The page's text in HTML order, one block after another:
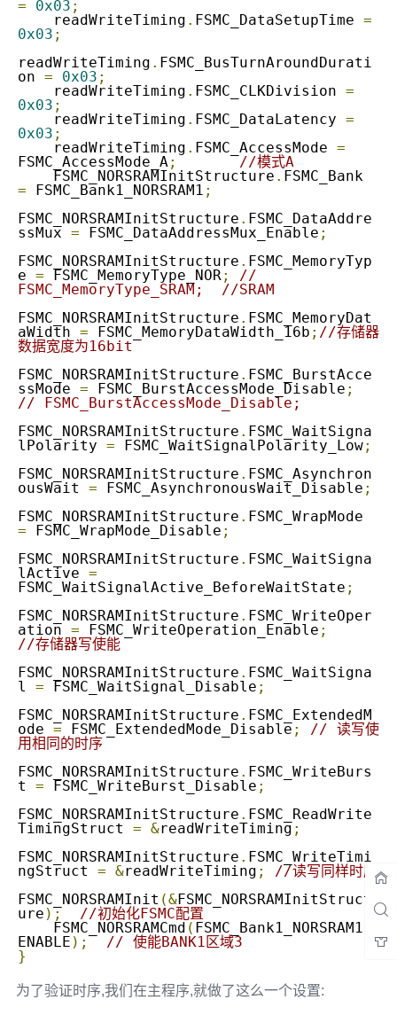
=
0x03 ;
    readWriteTiming
. FSMC_DataSetupTime =
0x03 ;
readWriteTiming . FSMC_BusTurnAroundDurati
on = 0x03 ;
    readWriteTiming
. FSMC_CLKDivision =
0x03 ;
    readWriteTiming
. FSMC_DataLatency =
0x03 ;
    readWriteTiming
. FSMC_AccessMode =
FSMC_AccessMode_A;
//模式A
    FSMC_NORSRAMInitStructure
.
FSMC_Bank
= FSMC_Bank1_NORSRAM1 ;
FSMC_NORSRAMInitStructure . FSMC_DataAddre
ssMux = FSMC_DataAddressMux_Enable ;
FSMC_NORSRAMInitStructure . FSMC_MemoryTyp
e = FSMC_MemoryType_NOR;
//
FSMC_MemoryType_SRAM;  //SRAM
FSMC_NORSRAMInitStructure . FSMC_MemoryDat
aWidth = FSMC_MemoryDataWidth_16b ; //存储器
数据宽度为16bit
FSMC_NORSRAMInitStructure . FSMC_BurstAcce
ssMode = FSMC_BurstAccessMode_Disable ;
// FSMC_BurstAccessMode_Disable;
FSMC_NORSRAMInitStructure . FSMC_WaitSigna
lPolarity = FSMC_WaitSignalPolarity_Low;
FSMC_NORSRAMInitStructure . FSMC_Asynchron
ousWait = FSMC_AsynchronousWait_Disable ;
FSMC_NORSRAMInitStructure .
= FSMC_WrapMode_Disable ;
FSMC_NORSRAMInitStructure . FSMC_WaitSigna
lActive =
FSMC_WaitSignalActive_BeforeWaitState ;
FSMC_NORSRAMInitStructure . FSMC_WriteOper
ation = FSMC_WriteOperation_Enable ;
//存储器写使能
FSMC_NORSRAMInitStructure . FSMC_WaitSigna
l = FSMC_WaitSignal_Disable ;
FSMC_NORSRAMInitStructure . FSMC_ExtendedM
ode = FSMC_ExtendedMode_Disable ;
// 读写使
用相同的时序
FSMC_NORSRAMInitStructure . FSMC_WriteBurs
t = FSMC_WriteBurst_Disable ;
FSMC_NORSRAMInitStructure . FSMC_ReadWrite
TimingStruct = &readWriteTiming ;
FSMC_NORSRAMInitStructure . FSMC_WriteTimi
ngStruct = &readWriteTiming ;
//读写同样时序
FSMC_NORSRAMInit (&FSMC_NORSRAMInitStruct
ure );
//初始化FSMC配置
    FSMC_NORSRAMCmd
( FSMC_Bank1_NORSRAM1
ENABLE );
// 使能BANK1区域3
}
为了验证时序,我们在主程序,就做了这么一个设置: